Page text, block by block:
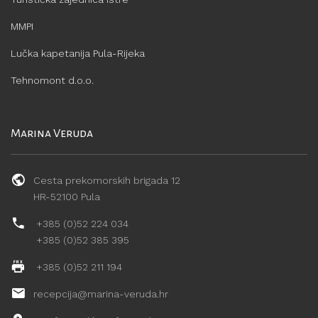
MMPI
Lučka kapetanija Pula-Rijeka
Tehnomont d.o.o.
Marina Veruda
Cesta prekomorskih brigada 12
HR-52100 Pula
+385 (0)52 224 034
+385 (0)52 385 395
+385 (0)52 211 194
recepcija@marina-veruda.hr